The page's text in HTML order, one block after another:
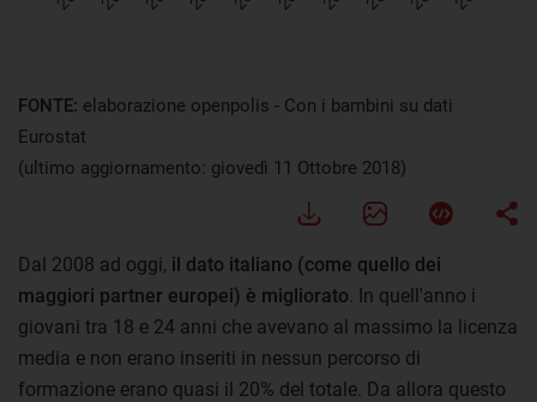
FONTE: elaborazione openpolis - Con i bambini su dati
Eurostat
(ultimo aggiornamento: giovedì 11 Ottobre 2018)
Dal 2008 ad oggi, il dato italiano (come quello dei
maggiori partner europei) è migliorato . In quell'anno i
giovani tra 18 e 24 anni che avevano al massimo la licenza
media e non erano inseriti in nessun percorso di
formazione erano quasi il 20% del totale. Da allora questo